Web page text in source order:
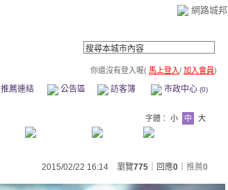
網路城邦
你還沒有登入喔( 馬上登入/ 加入會員)
推薦連結 公告區 訪客簿 市政中心 (0)
字體： 小 中 大
2015/02/22 16:14 瀏覽775 ｜回應0 推薦0